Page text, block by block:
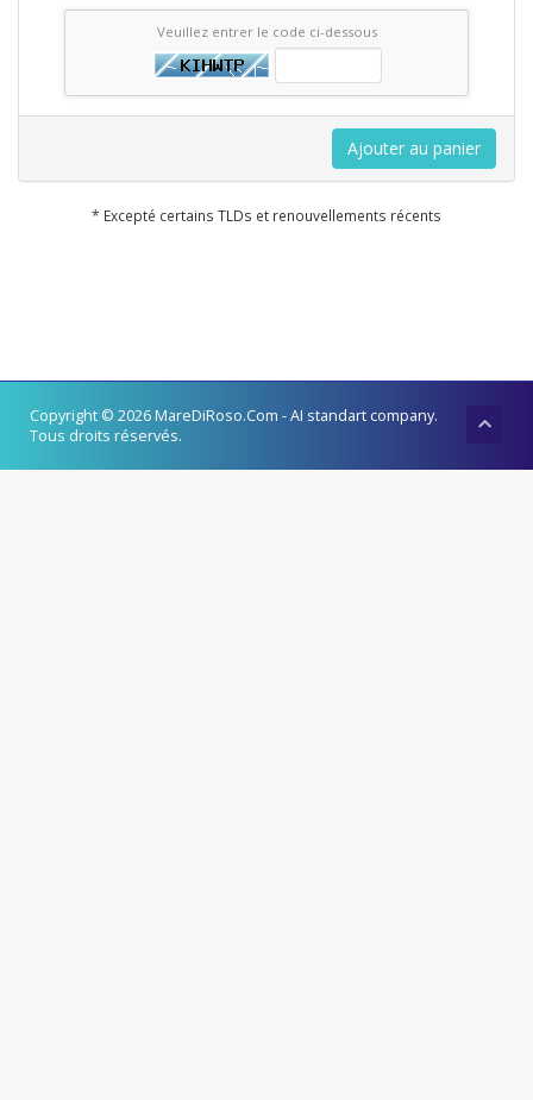
Veuillez entrer le code ci-dessous
Ajouter au panier
* Excepté certains TLDs et renouvellements récents
Copyright © 2026 MareDiRoso.Com - AI standart company.
Tous droits réservés.